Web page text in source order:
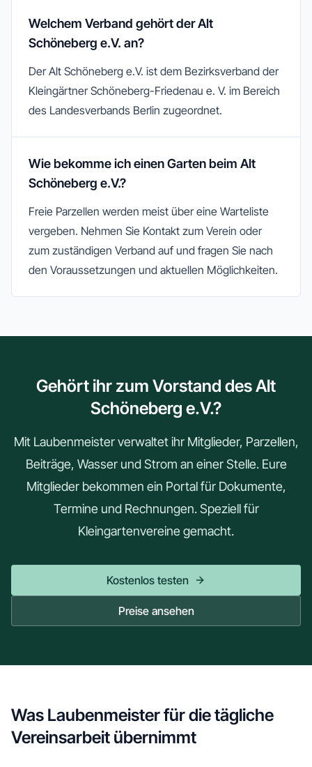
Welchem Verband gehört der Alt
Schöneberg e.V. an?
Der Alt Schöneberg e.V. ist dem Bezirksverband der
Kleingärtner Schöneberg-Friedenau e. V. im Bereich
des Landesverbands Berlin zugeordnet.
Wie bekomme ich einen Garten beim Alt
Schöneberg e.V.?
Freie Parzellen werden meist über eine Warteliste
vergeben. Nehmen Sie Kontakt zum Verein oder
zum zuständigen Verband auf und fragen Sie nach
den Voraussetzungen und aktuellen Möglichkeiten.
Gehört ihr zum Vorstand des Alt
Schöneberg e.V.?
Mit Laubenmeister verwaltet ihr Mitglieder, Parzellen,
Beiträge, Wasser und Strom an einer Stelle. Eure
Mitglieder bekommen ein Portal für Dokumente,
Termine und Rechnungen. Speziell für
Kleingartenvereine gemacht.
Kostenlos testen
Preise ansehen
Was Laubenmeister für die tägliche
Vereinsarbeit übernimmt